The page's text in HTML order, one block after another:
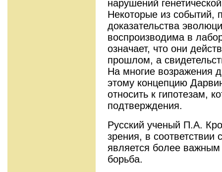
нарушений
Некоторые из событий,
доказательства
воспроизводима в
означает, что они
прошлом, а
На многие возражения
этому концепцию
относить к гипотезам,
подтверждения.
Русский ученый П.А.
зрения, в
является более
борьба.